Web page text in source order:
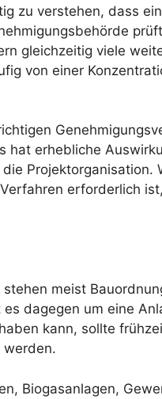
zu verstehen, dass
gleichzeitig viele
von einer
hat erhebliche
Projektorganisation.
erforderlich
meist
dagegen um eine
kann, sollte
werden.
Biogasanlagen,